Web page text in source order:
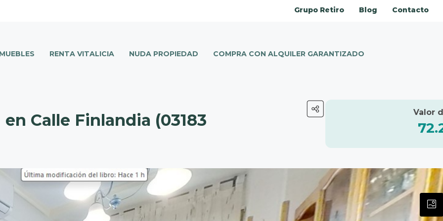
Grupo Retiro Blog Contacto
RENTA VITALICIA NUDA PROPIEDAD COMPRA CON ALQUILER GARANTIZADO
Calle Finlandia (03183